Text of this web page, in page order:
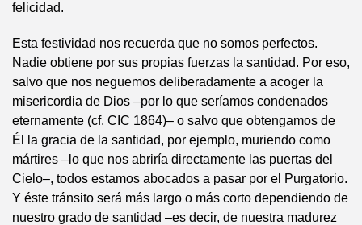
felicidad.
Esta festividad nos recuerda que no somos perfectos.
Nadie obtiene por sus propias fuerzas la santidad. Por eso,
salvo que nos neguemos deliberadamente a acoger la
misericordia de Dios –por lo que seríamos condenados
eternamente (cf. CIC 1864)– o salvo que obtengamos de
Él la gracia de la santidad, por ejemplo, muriendo como
mártires –lo que nos abriría directamente las puertas del
Cielo–, todos estamos abocados a pasar por el Purgatorio.
Y éste tránsito será más largo o más corto dependiendo de
nuestro grado de santidad –es decir, de nuestra madurez